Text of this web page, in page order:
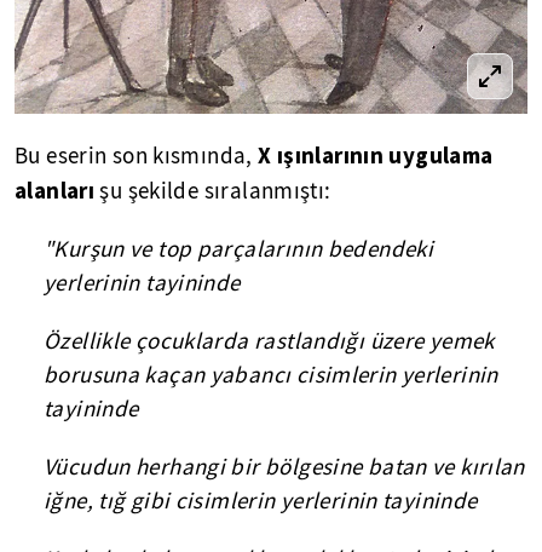
Bu eserin son kısmında,X ışınlarının uygulama
alanlarışu şekilde sıralanmıştı:
"Kurşun ve top parçalarının bedendeki
yerlerinin tayininde
Özellikle çocuklarda rastlandığı üzere yemek
borusuna kaçan yabancı cisimlerin yerlerinin
tayininde
Vücudun herhangi bir bölgesine batan ve kırılan
iğne, tığ gibi cisimlerin yerlerinin tayininde